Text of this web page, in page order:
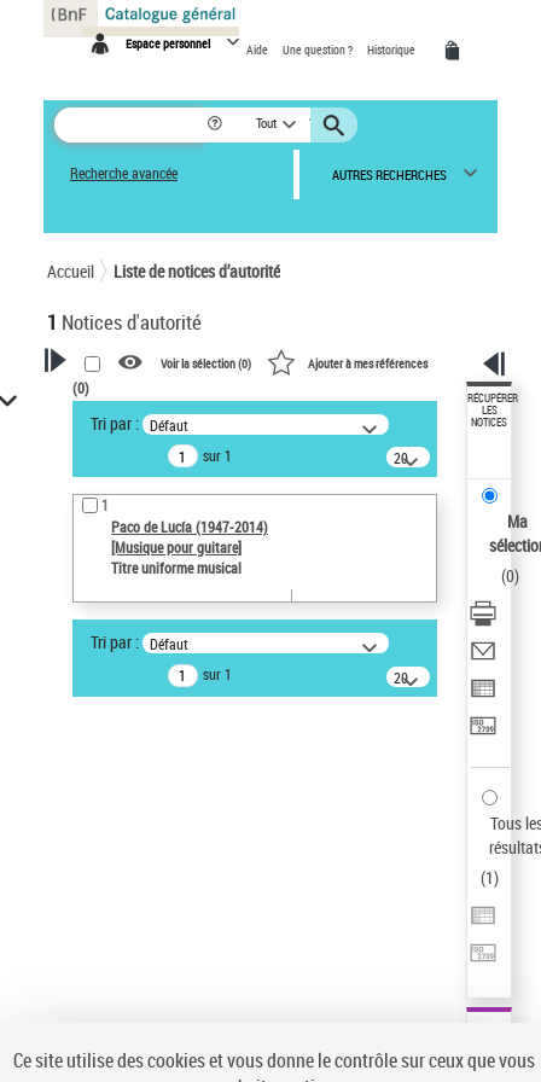
Espace personnel Aide Une question ? Historique
Tout
Recherche avancée AUTRES RECHERCHES
Accueil Liste de notices d’autorité
1 Notices d'autorité
VOTRE RECHERCHE
Recherche avancée dans les
notices d’autorité
Œuvres liées à l'auteur :
Paco de Lucía (1947-2014)
Type de notice d'autorité
ne s'applique pas
Sauvegarder votre recherche
Voir la sélection (0) Ajouter à mes références
(0)
Tri par : Défaut
sur 1
20
résultats/page
1
Paco de Lucía (1947-2014)
[Musique pour guitare]
Titre uniforme musical
Tri par : Défaut
sur 1
20
résultats/page
RÉCUPÉRER
LES
NOTICES
Ma
(0)
Tous
(1)
Panneau de gestion des cookies
Ce site utilise des cookies et vous donne le contrôle sur ceux que vous